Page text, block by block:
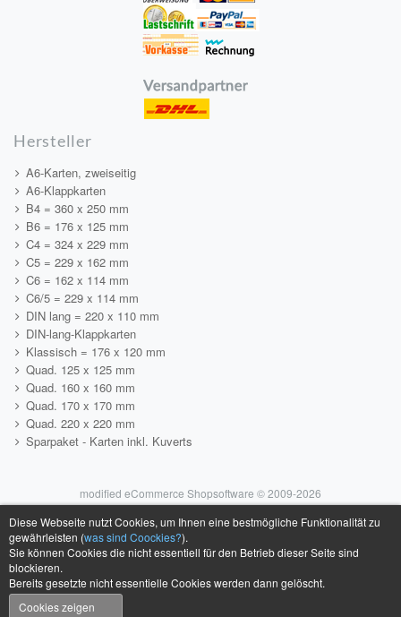
Diese Webseite nutzt Cookies, um Ihnen eine bestmögliche Funktionalität zu
gewährleisten (was sind Coockies?).
Sie können Cookies die nicht essentiell für den Betrieb dieser Seite sind
blockieren.
Bereits gesetzte nicht essentielle Cookies werden dann gelöscht.
Cookies zeigen
Hersteller
A6-Karten, zweiseitig
A6-Klappkarten
B4 = 360 x 250 mm
B6 = 176 x 125 mm
C4 = 324 x 229 mm
C5 = 229 x 162 mm
C6 = 162 x 114 mm
C6/5 = 229 x 114 mm
DIN lang = 220 x 110 mm
DIN-lang-Klappkarten
Klassisch = 176 x 120 mm
Quad. 125 x 125 mm
Quad. 160 x 160 mm
Quad. 170 x 170 mm
Quad. 220 x 220 mm
Sparpaket - Karten inkl. Kuverts
modified eCommerce Shopsoftware © 2009-2026